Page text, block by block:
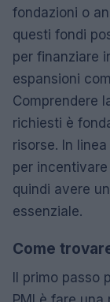
fondazioni o
questi fondi
per finanziare
espansioni
Comprendere
richiesti è
risorse. In
per
quindi avere
essenziale.
Come
Il primo